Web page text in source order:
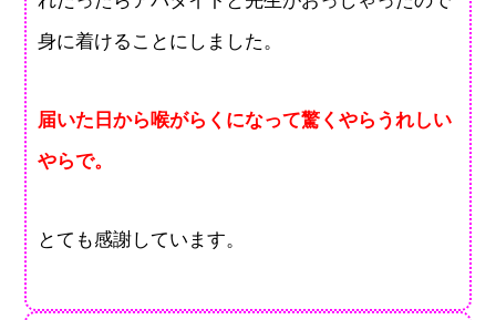
身に着けることにしました。
届いた日から喉がらくになって驚くやらうれしい
やらで。
とても感謝しています。